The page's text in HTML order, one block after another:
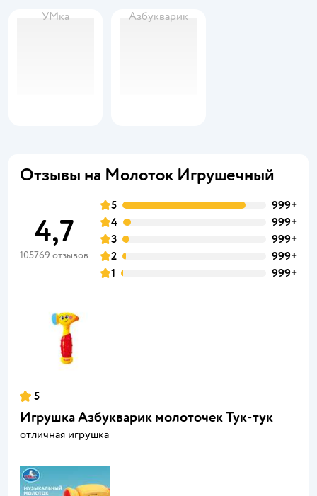
УМка Азбукварик
Отзывы на Молоток Игрушечный
4,7
105769 отзывов
5
999+
4
999+
3
999+
2
999+
1
999+
5
Игрушка Азбукварик молоточек Тук-тук
отличная игрушка